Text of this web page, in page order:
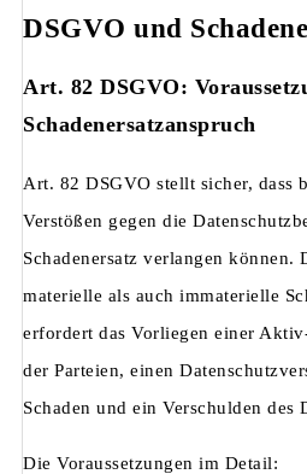
DSGVO und
Art. 82 DSGVO:
Schadenersatzanspruch
Art. 82 DSGVO stellt sicher, dass
Verstößen gegen die
Schadenersatz verlangen können.
materielle als auch immaterielle
erfordert das Vorliegen einer
der Parteien, einen
Schaden und ein Verschulden des
Die Voraussetzungen im Detail: